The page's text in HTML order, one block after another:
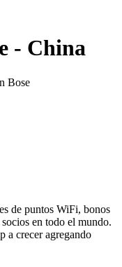
- China
Bose
de puntos WiFi, bonos
en todo el mundo.
a crecer agregando